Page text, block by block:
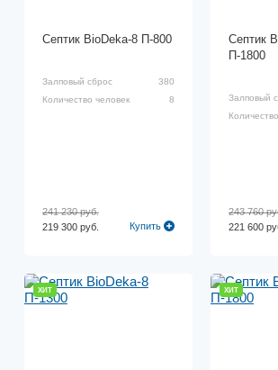
Септик BioDeka-8 П-800
Залповый сброс
380
Количество человек
8
219 300 руб.
241 230 руб.
Купить
Септик
П-1800
Залповый
221 600
243 760
ХИТ ХИТ